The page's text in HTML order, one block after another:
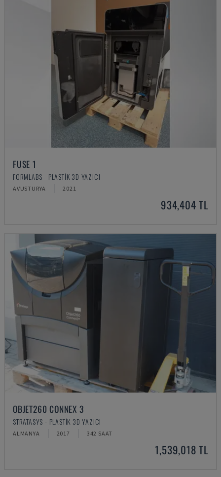
FUSE 1
FORMLABS - PLASTIK 3D YAZICI
AVUSTURYA 2021
934,404 TL
OBJET260 CONNEX 3
STRATASYS - PLASTIK 3D YAZICI
ALMANYA 2017 342 SAAT
1,539,018 TL